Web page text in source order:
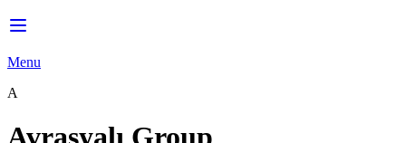
Menu
A